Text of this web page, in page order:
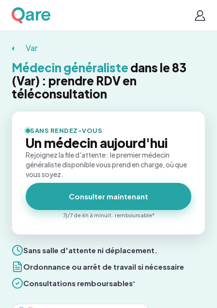
Var
Médecin généraliste dans le 83
(Var) : prendre RDV en
téléconsultation
Sans salle d'attente ni déplacement.
Ordonnance ou arrêt de travail si nécessaire
Consultations remboursables*
SANS RENDEZ-VOUS
Un médecin aujourd'hui
Rejoignez la file d'attente : le premier médecin
généraliste disponible vous prend en charge, où que
vous soyez.
Consulter maintenant
7j/7 de 6h à minuit · remboursable*